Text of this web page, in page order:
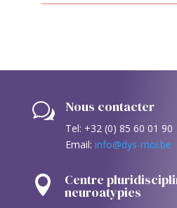
w Nous contacter
Tel: +32 (0) 85 60 01 90
Email: info@dys-moi.be
 Centre
neuroatypies